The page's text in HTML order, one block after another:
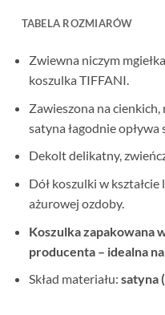
TABELA ROZMIARÓW
Zwiewna niczym
koszulka TIFFANI.
Zawieszona na
satyna łagodnie opływa
Dekolt delikatny,
Dół koszulki w
ażurowej ozdoby.
Koszulka zapakowana
producenta – idealna
Skład materiału: satyna